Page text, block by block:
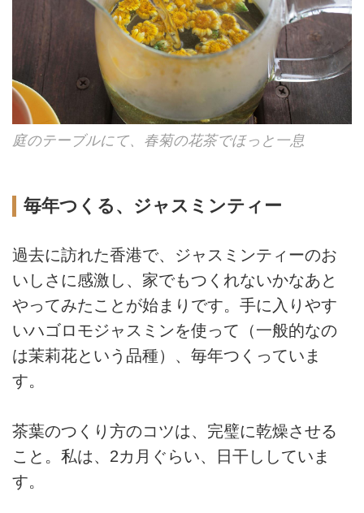
庭のテーブルにて、春菊の花茶でほっと一息
毎年つくる、ジャスミンティー
過去に訪れた香港で、ジャスミンティーのお
いしさに感激し、家でもつくれないかなあと
やってみたことが始まりです。手に入りやす
いハゴロモジャスミンを使って（一般的なの
は茉莉花という品種）、毎年つくっていま
す。
茶葉のつくり方のコツは、完璧に乾燥させる
こと。私は、2カ月ぐらい、日干ししていま
す。